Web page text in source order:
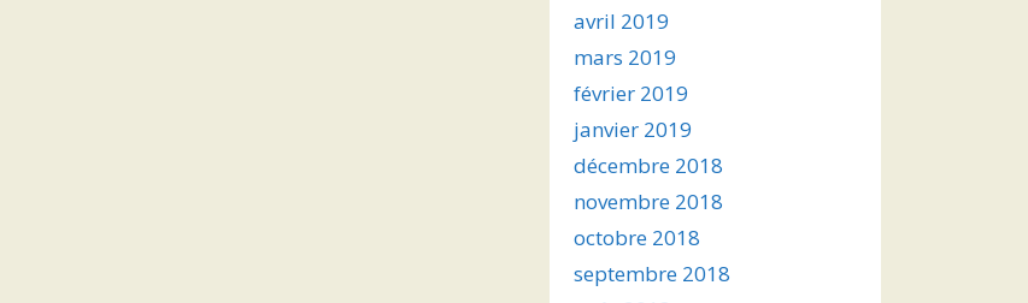
avril 2019
mars 2019
février 2019
janvier 2019
décembre 2018
novembre 2018
octobre 2018
septembre 2018